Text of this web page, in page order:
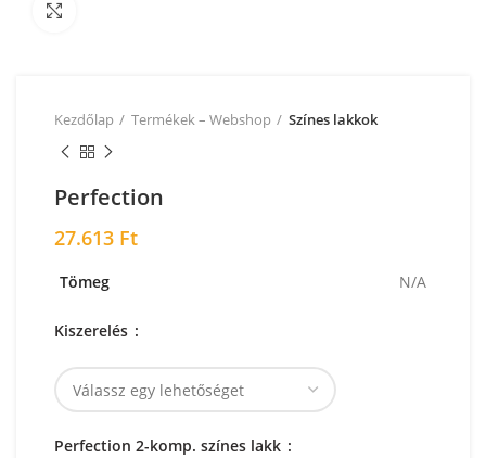
Kezdőlap Termékek – Webshop Színes lakkok
Perfection
27.613 Ft
Tömeg N/A
Kiszerelés
Perfection 2-komp. színes lakk